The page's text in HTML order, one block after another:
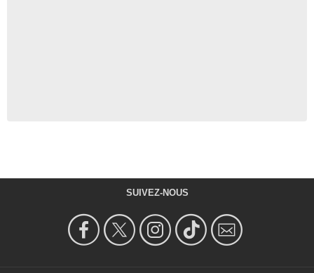
SUIVEZ-NOUS